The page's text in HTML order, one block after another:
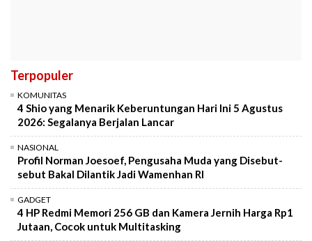
Terpopuler
KOMUNITAS
4 Shio yang Menarik Keberuntungan Hari Ini 5 Agustus
2026: Segalanya Berjalan Lancar
NASIONAL
Profil Norman Joesoef, Pengusaha Muda yang Disebut-
sebut Bakal Dilantik Jadi Wamenhan RI
GADGET
4 HP Redmi Memori 256 GB dan Kamera Jernih Harga Rp1
Jutaan, Cocok untuk Multitasking